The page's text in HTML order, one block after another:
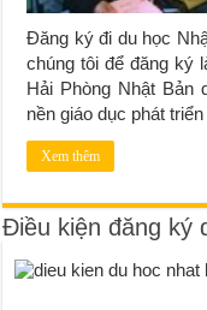
Đăng ký đi du học
chúng tôi để đăng ký
Hải Phòng Nhật Bản
nền giáo dục phát
Xem thêm
Điều kiện đăng ký